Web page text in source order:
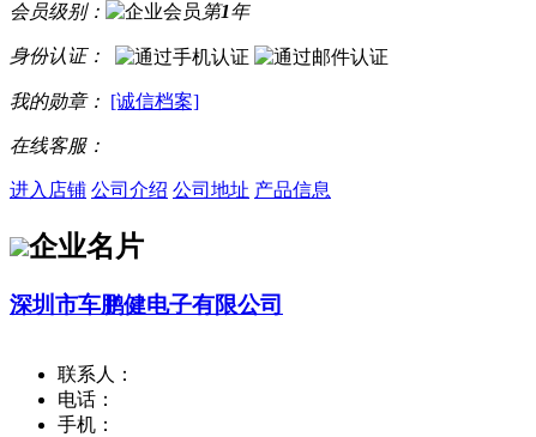
会员级别： 第1年
身份认证：
我的勋章： [诚信档案]
在线客服：
进入店铺 公司介绍 公司地址 产品信息
企业名片
深圳市车鹏健电子有限公司
联系人：
电话：
手机：